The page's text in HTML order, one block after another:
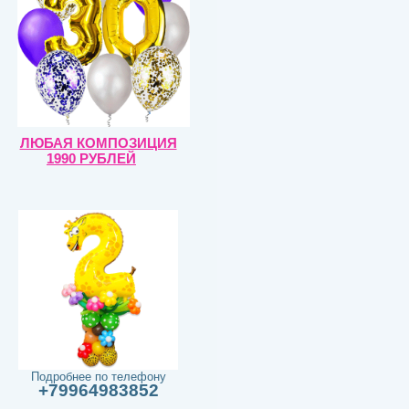
ЛЮБАЯ КОМПОЗИЦИЯ
1990 РУБЛЕЙ
Подробнее по телефону
+79964983852